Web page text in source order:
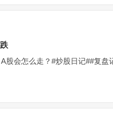
股会怎么走？#炒股日记##复盘